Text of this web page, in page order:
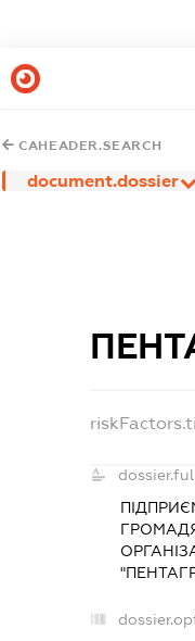
CAHEADER.SEARCH
document.dossier